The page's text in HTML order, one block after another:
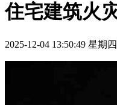
住宅建筑火
2025-12-04 13:50:49 星